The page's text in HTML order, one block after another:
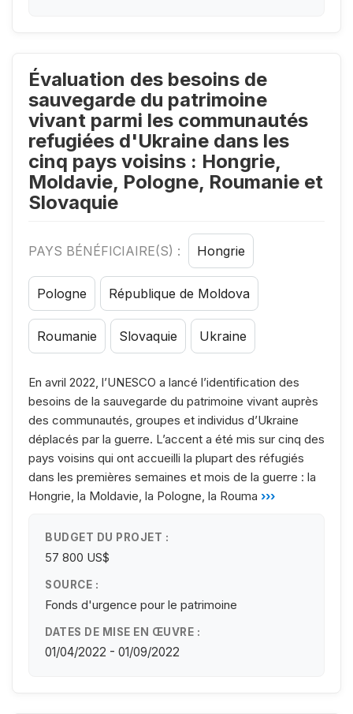
Évaluation des besoins de
sauvegarde du patrimoine
vivant parmi les communautés
refugiées d'Ukraine dans les
cinq pays voisins : Hongrie,
Moldavie, Pologne, Roumanie et
Slovaquie
PAYS BÉNÉFICIAIRE(S) : Hongrie
Pologne République de Moldova
Roumanie Slovaquie Ukraine
En avril 2022, l’UNESCO a lancé l’identification des
besoins de la sauvegarde du patrimoine vivant auprès
des communautés, groupes et individus d’Ukraine
déplacés par la guerre. L’accent a été mis sur cinq des
pays voisins qui ont accueilli la plupart des réfugiés
dans les premières semaines et mois de la guerre : la
Hongrie, la Moldavie, la Pologne, la Rouma ›››
BUDGET DU PROJET :
57 800 US$
SOURCE :
Fonds d'urgence pour le patrimoine
DATES DE MISE EN ŒUVRE :
01/04/2022 - 01/09/2022